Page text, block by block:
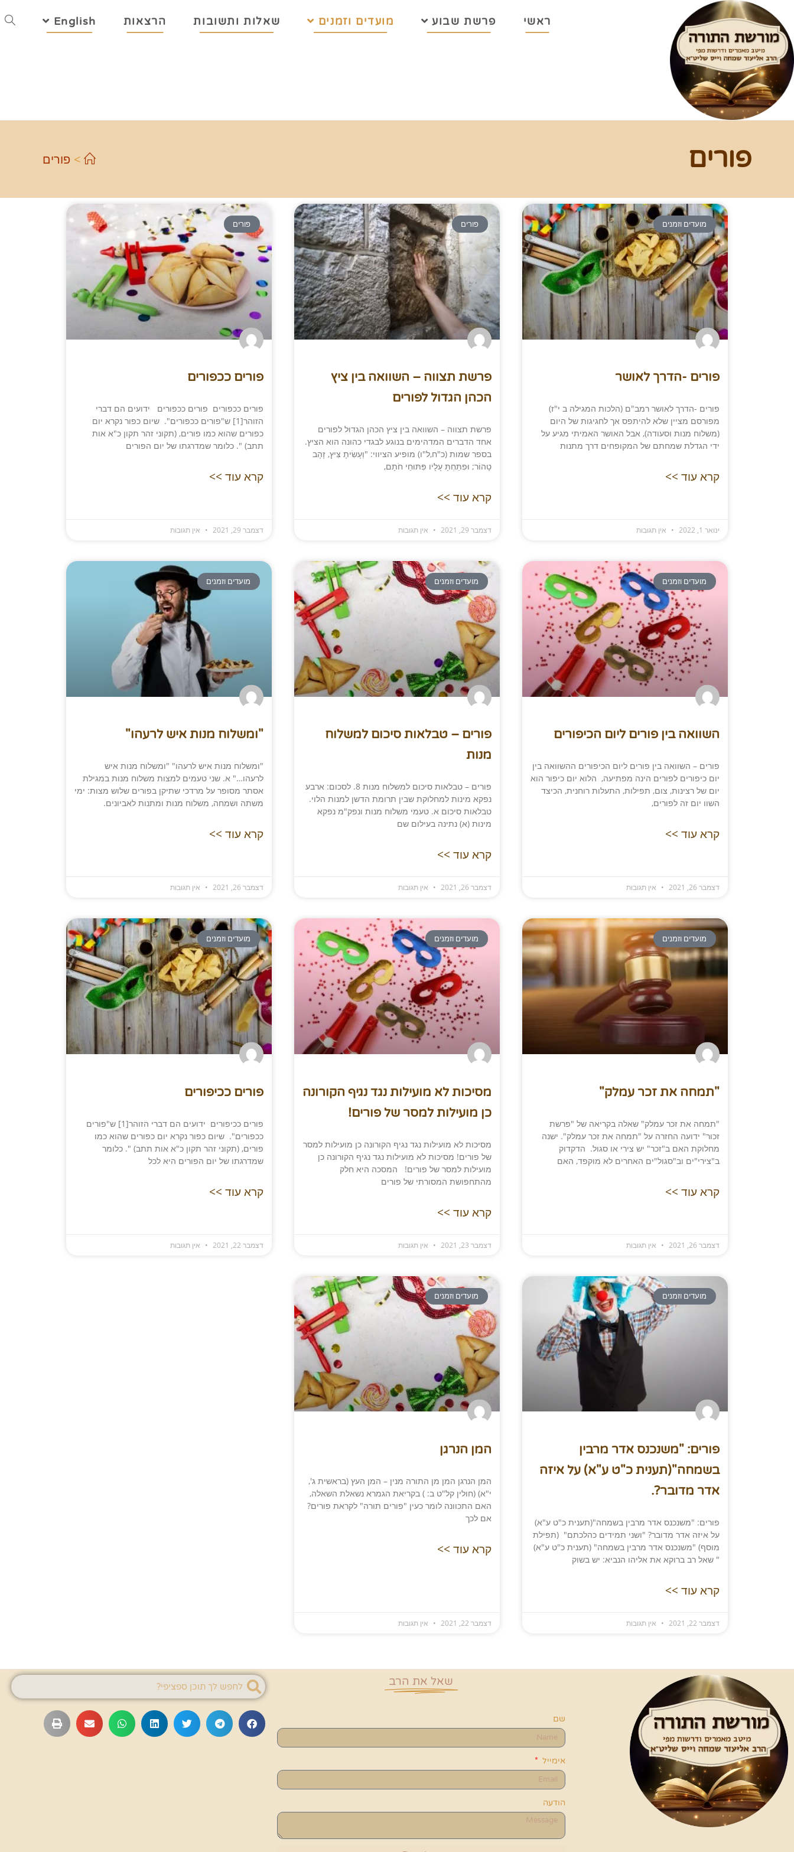
ראשי פרשת שבוע מועדים וזמנים שאלות ותשובות הרצאות English
פורים > פורים
מועדים וזמנים
פורים -הדרך לאושר
פורים -הדרך לאושר רמב"ם (הלכות המגילה ב י"ז)
מפורסם מציין שלא להיתפס אך לחגיגות של היום
(משלוח מנות וסעודה), אבל האושר האמיתי מגיע על
ידי הגדלת שמחתם של המקופחים דרך מתנות
קרא עוד >>
ינואר 1, 2022 אין תגובות
פורים
פרשת תצווה – השוואה בין ציץ
הכהן הגדול לפורים
פרשת תצווה – השוואה בין ציץ הכהן הגדול לפורים
אחד הדברים המדהימים בנוגע לבגדי כהונה הוא הציץ.
בספר שמות (כ"ח,ל"ו) מופיע הציווי: "וְעָשִׂיתָ צִּיץ, זָהָב
טָהוֹר; וּפִתַּחְתָּ עָלָיו פִּתּוּחֵי חֹתָם,
קרא עוד >>
דצמבר 29, 2021 אין תגובות
פורים
פורים ככפורים
פורים ככפורים פורים ככפורים ידועים הם דברי
הזוהר[1] ש"פורים ככפורים". שיום כפור נקרא יום
כפורים שהוא כמו פורים, (תקוני זהר תקון כ"א אות
תתב) ". כלומר שמדרגתו של יום הפורים
קרא עוד >>
דצמבר 29, 2021 אין תגובות
מועדים וזמנים
השוואה בין פורים ליום הכיפורים
פורים – השוואה בין פורים ליום הכיפורים ההשוואה בין
יום כיפורים לפורים הינה מפתיעה, הלוא יום כיפור הוא
יום של רצינות, צום, תפילות, התעלות רוחנית, הכיצד
השוו יום זה לפורים,
קרא עוד >>
דצמבר 26, 2021 אין תגובות
מועדים וזמנים
פורים – טבלאות סיכום למשלוח
מנות
פורים – טבלאות סיכום למשלוח מנות 8. לסכום: ארבע
נפקא מינות למחלוקת שבין תרומת הדשן למנות הלוי.
טבלאות סיכום א. טעמי משלוח מנות ונפק"מ נפקא
מינות (א) נתינה בעילום שם
קרא עוד >>
דצמבר 26, 2021 אין תגובות
מועדים וזמנים
"ומשלוח מנות איש לרעהו"​
"ומשלוח מנות איש לרעהו" "ומשלוח מנות איש
לרעהו…" א. שני טעמים למצות משלוח מנות במגילת
אסתר מסופר על מרדכי שתיקן בפורים שלוש מצות: ימי
משתה ושמחה, משלוח מנות ומתנות לאביונים.
קרא עוד >>
דצמבר 26, 2021 אין תגובות
מועדים וזמנים
"תמחה את זכר עמלק"​
"תמחה את זכר עמלק" שאלה בקריאה של "פרשת
זכור" ידועה החזרה על "תמחה את זכר עמלק". ישנה
מחלוקת האם ב"זכר" יש צירי או סגול. הדקדוק
ב"צירי"ים וב"סגול"ים האחרים לא מוקפד, האם
קרא עוד >>
דצמבר 26, 2021 אין תגובות
מועדים וזמנים
מסיכות לא מועילות נגד נגיף הקורונה
כן מועילות למסר של פורים!
מסיכות לא מועילות נגד נגיף הקורונה כן מועילות למסר
של פורים! מסיכות לא מועילות נגד נגיף הקורונה כן
מועילות למסר של פורים! המסכה היא חלק
מהתחפושת המסורתי של פורים
קרא עוד >>
דצמבר 23, 2021 אין תגובות
מועדים וזמנים
פורים ככיפורים
פורים ככיפורים ידועים הם דברי הזוהר[1] ש"פורים
ככפורים". שיום כפור נקרא יום כפורים שהוא כמו
פורים, (תקוני זהר תקון כ"א אות תתב) ". כלומר
שמדרגתו של יום הפורים היא לכל
קרא עוד >>
דצמבר 22, 2021 אין תגובות
מועדים וזמנים
פורים: "משנכנס אדר מרבין
בשמחה"(תענית כ"ט ע"א) על איזה
אדר מדובר?.
פורים: "משנכנס אדר מרבין בשמחה"(תענית כ"ט ע"א)
על איזה אדר מדובר? "ושני תמידים כהלכתם" (תפילת
מוסף) "משנכנס אדר מרבין בשמחה" (תענית כ"ט ע"א)
" שאל רב ברוקא את אליהו הנביא: יש בשוק
קרא עוד >>
דצמבר 22, 2021 אין תגובות
מועדים וזמנים
המן הנרגן
המן הנרגן המן מן התורה מנין – המן העץ (בראשית ג',
י"א) (חולין קל"ט ב: ) בקריאת הגמרא נשאלת השאלה,
האם התכוונה לומר כעין "פורים תורה" לקראת פורים?
אם לכך
קרא עוד >>
דצמבר 22, 2021 אין תגובות
שאל את הרב
שם
אימייל
הודעה